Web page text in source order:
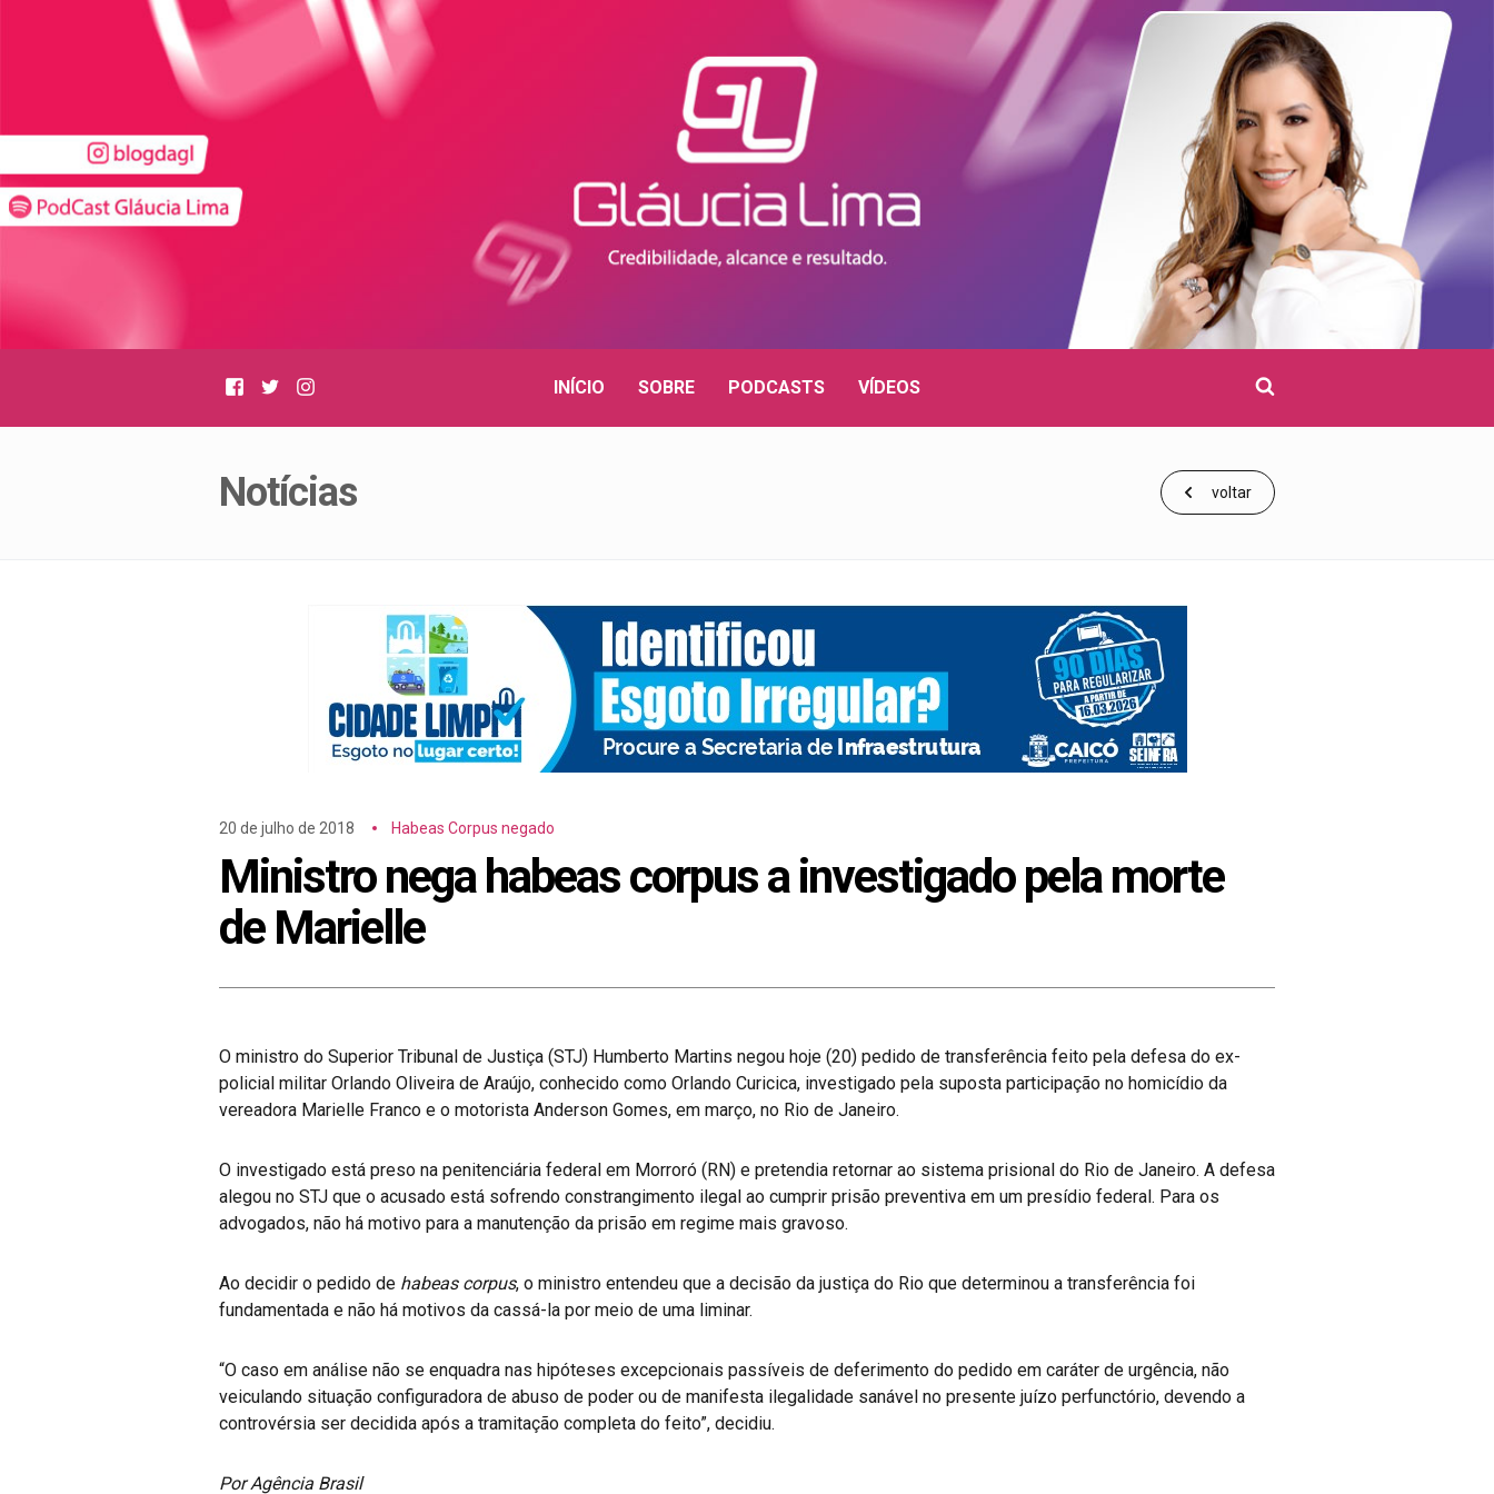
Facebook
Twitter
pesquisar
INÍCIO SOBRE PODCASTS VÍDEOS
Notícias voltar
20 de julho de 2018 Habeas Corpus negado
Ministro nega habeas corpus a investigado pela morte
de Marielle
O ministro do Superior Tribunal de Justiça (STJ) Humberto Martins negou hoje (20) pedido de transferência feito pela defesa do ex-
policial militar Orlando Oliveira de Araújo, conhecido como Orlando Curicica, investigado pela suposta participação no homicídio da
vereadora Marielle Franco e o motorista Anderson Gomes, em março, no Rio de Janeiro.
O investigado está preso na penitenciária federal em Morroró (RN) e pretendia retornar ao sistema prisional do Rio de Janeiro. A defesa
alegou no STJ que o acusado está sofrendo constrangimento ilegal ao cumprir prisão preventiva em um presídio federal. Para os
advogados, não há motivo para a manutenção da prisão em regime mais gravoso.
Ao decidir o pedido de habeas corpus, o ministro entendeu que a decisão da justiça do Rio que determinou a transferência foi
fundamentada e não há motivos da cassá-la por meio de uma liminar.
“O caso em análise não se enquadra nas hipóteses excepcionais passíveis de deferimento do pedido em caráter de urgência, não
veiculando situação configuradora de abuso de poder ou de manifesta ilegalidade sanável no presente juízo perfunctório, devendo a
controvérsia ser decidida após a tramitação completa do feito”, decidiu.
Por Agência Brasil